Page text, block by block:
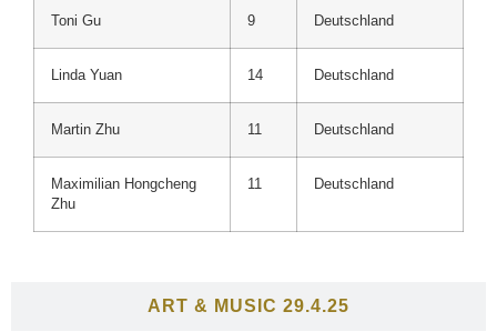
ART & MUSIC 29.4.25
Toni Gu 9 Deutschland
Linda Yuan 14 Deutschland
Martin Zhu 11 Deutschland
Maximilian Hongcheng
Zhu
11 Deutschland